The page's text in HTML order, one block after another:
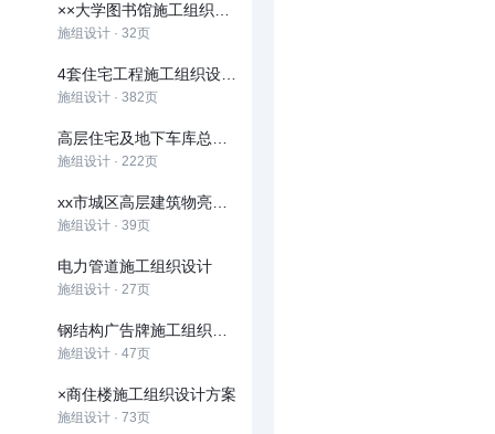
施组设计 · 32页
施组设计 · 382页
施组设计 · 222页
施组设计 · 39页
电力管道施工组织设计
施组设计 · 27页
施组设计 · 47页
×商住楼施工组织设计方案
施组设计 · 73页